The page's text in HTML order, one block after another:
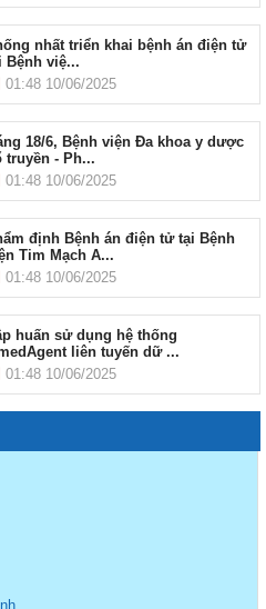
nhất triển khai bệnh án điện tử
Bệnh việ...
01:48 10/06/2025
18/6, Bệnh viện Đa khoa y dược
truyền - Ph...
01:48 10/06/2025
định Bệnh án điện tử tại Bệnh
Tim Mạch A...
01:48 10/06/2025
huấn sử dụng hệ thống
liên tuyến dữ ...
01:48 10/06/2025